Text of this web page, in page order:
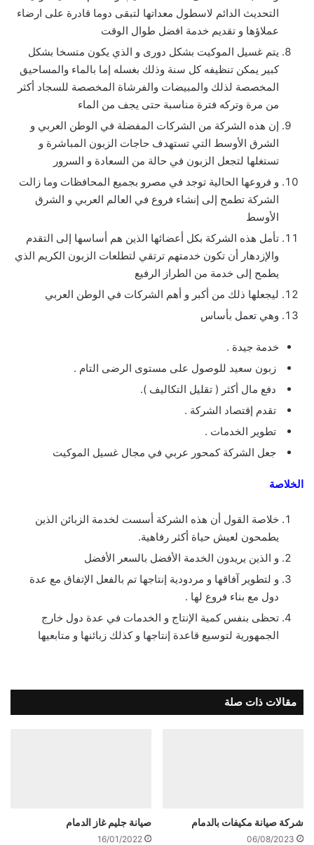
التحديث الدائم لاسطول معداتها لتبقى دوما قادرة على ارضاء
عملاؤها و تقديم خدمة افضل طوال الوقت
يتم غسيل الموكيت بشكل دورى و الذي يكون متسخا بشكل
كبير يمكن تنظيفه كل سنة وذلك بغسله إما بالماء والمساحيق
المخصصة لذلك والمبيضات والفرشاة المخصصة للسجاد أكثر
من مرة وتركه فترة مناسبة حتى يجف من الماء
إن هذه الشركة من الشركات المفضلة في الوطن العربي و
الشرق الأوسط التي تستهدف حاجات الزبون المباشرة و
تستغلها لتجعل الزبون في حالة من السعادة و السرور
و فروعها الحالية توجد في مصرو بجميع المحافظات وما زالت
الشركة تطمح إلى إنشاء فروع في العالم العربي و الشرق
الأوسط
تأمل هذه الشركة بكل أعضائها الذين هم أساسها إلى التقدم
والإزدهار أن تكون خدمتهم ترتقي لتطلعات الزبون الكريم الذي
يطمح إلى خدمة من الطراز الرفيع
ليجعلها ذلك من أكبر و أهم الشركات في الوطن العربي
وهي تعمل بأساس
خدمة جيدة .
زبون سعيد للوصول على مستوى الرضى التام .
دفع مال أكثر ( تقليل التكاليف ).
تقدم إقتصاد الشركة .
تطوير الخدمات .
جعل الشركة كمحور عربي في مجال غسيل الموكيت
الخلاصة
خلاصة القول أن هذه الشركة أسست لخدمة الزبائن الذين
يطمحون لعيش حياة أكثر رفاهية.
و الذين يريدون الخدمة الأفضل بالسعر الأفضل
و لتطوير آفاقها و مردودية إنتاجها تم بالفعل الإتفاق مع عدة
دول مع بناء فروع لها .
تحظى بنفس كمية الإنتاج و الخدمات في عدة دول خارج
الجمهورية لتوسيع قاعدة إنتاجها و كذلك زبائنها و متابعيها
مقالات ذات صلة
شركة صيانة مكيفات بالدمام
06/08/2023
صيانة جليم غاز الدمام
16/01/2022